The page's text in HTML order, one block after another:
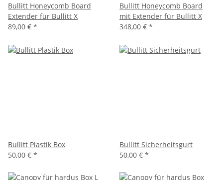
Bullitt Honeycomb Board
Extender für Bullitt X
89,00 € *
Bullitt Honeycomb Board
mit Extender für Bullitt X
348,00 € *
Bullitt Plastik Box
50,00 € *
Bullitt Sicherheitsgurt
50,00 € *